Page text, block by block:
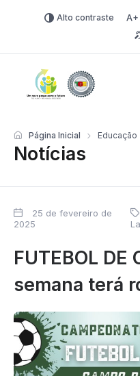
Alto contraste
Notícias
Página Inicial Educação
25 de fevereiro de
2025
FUTEBOL DE
semana terá